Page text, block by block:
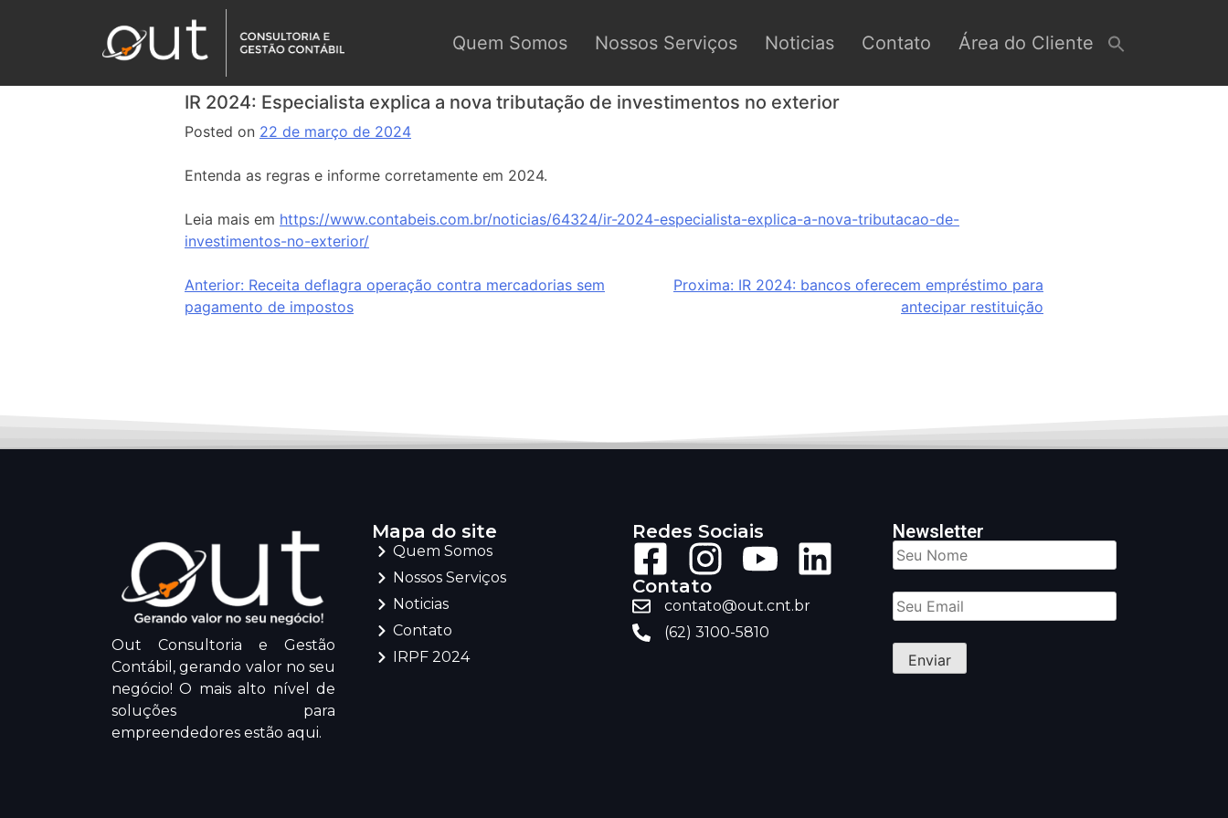
Quem Somos Nossos Serviços Noticias Contato Área do Cliente
IR 2024: Especialista explica a nova tributação de investimentos no exterior
Posted on 22 de março de 2024
Entenda as regras e informe corretamente em 2024.
Leia mais em https://www.contabeis.com.br/noticias/64324/ir-2024-especialista-explica-a-nova-tributacao-de-
investimentos-no-exterior/
Anterior: Receita deflagra operação contra mercadorias sem
pagamento de impostos
Proxima: IR 2024: bancos oferecem empréstimo para
antecipar restituição
Out Consultoria e Gestão
Contábil, gerando valor no seu
negócio! O mais alto nível de
soluções para
empreendedores estão aqui.
Mapa do site
Quem Somos
Nossos Serviços
Noticias
Contato
IRPF 2024
Redes Sociais
Contato
contato@out.cnt.br
(62) 3100-5810
Newsletter